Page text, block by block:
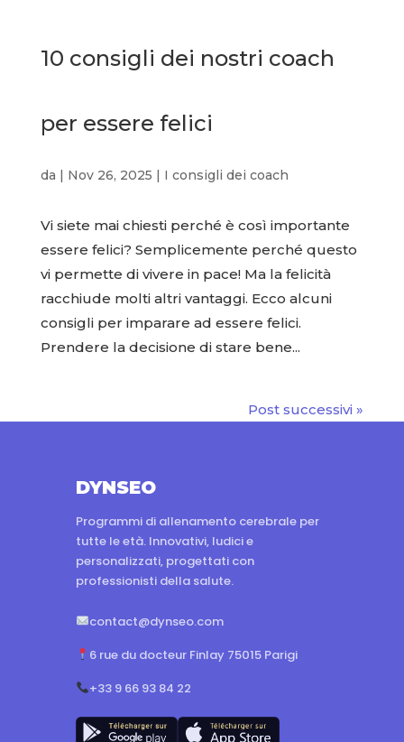
10 consigli dei nostri coach
per essere felici
da | Nov 26, 2025 | I consigli dei coach
Vi siete mai chiesti perché è così importante
essere felici? Semplicemente perché questo
vi permette di vivere in pace! Ma la felicità
racchiude molti altri vantaggi. Ecco alcuni
consigli per imparare ad essere felici.
Prendere la decisione di stare bene...
Post successivi »
DYNSEO
Programmi di allenamento cerebrale per
tutte le età. Innovativi, ludici e
personalizzati, progettati con
professionisti della salute.
contact@dynseo.com
6 rue du docteur Finlay 75015 Parigi
+33 9 66 93 84 22